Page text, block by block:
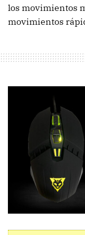
los movimientos
movimientos